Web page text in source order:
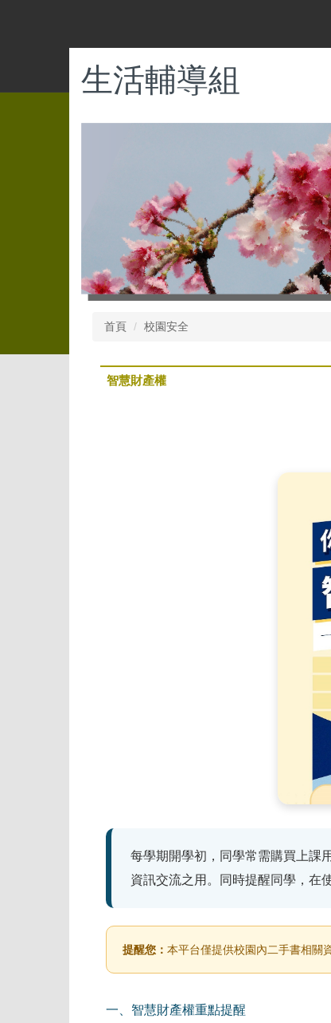
容
生活輔導組
首頁 校園安全
智慧財產權
每學期開學初，同學常需購買上課
資訊交流之用。同時提醒同學，在
提醒您： 本平台僅提供校園內二手書相關
一、智慧財產權重點提醒